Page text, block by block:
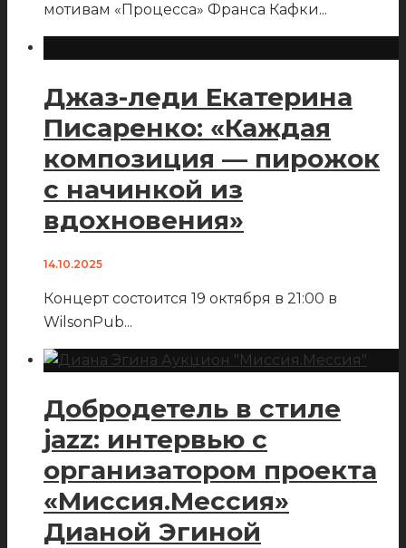
мотивам «Процесса» Франса Кафки...
Джаз-леди Екатерина
Писаренко: «Каждая
композиция — пирожок
с начинкой из
вдохновения»
14.10.2025
Концерт состоится 19 октября в 21:00 в
WilsonPub...
Добродетель в стиле
jazz: интервью с
организатором проекта
«Миссия.Мессия»
Дианой Эгиной